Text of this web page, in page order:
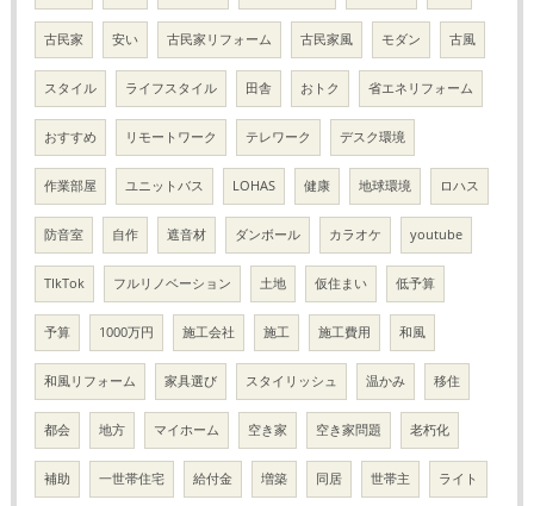
古民家 安い 古民家リフォーム 古民家風 モダン 古風
スタイル ライフスタイル 田舎 おトク 省エネリフォーム
おすすめ リモートワーク テレワーク デスク環境
作業部屋 ユニットバス LOHAS 健康 地球環境 ロハス
防音室 自作 遮音材 ダンボール カラオケ youtube
TIkTok フルリノベーション 土地 仮住まい 低予算
予算 1000万円 施工会社 施工 施工費用 和風
和風リフォーム 家具選び スタイリッシュ 温かみ 移住
都会 地方 マイホーム 空き家 空き家問題 老朽化
補助 一世帯住宅 給付金 増築 同居 世帯主 ライト